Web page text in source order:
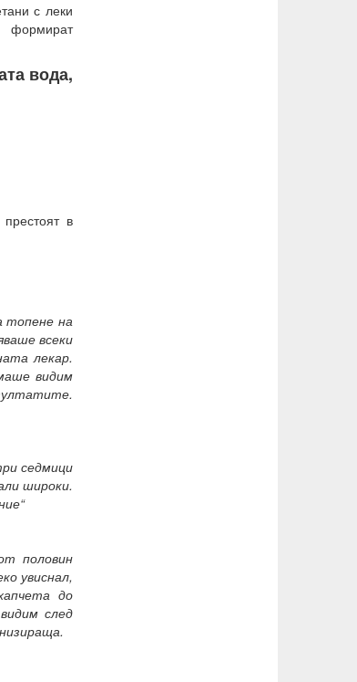
с леки
формират
вода,
в
топене на
всеки
лекар.
видим
седмици
широки.
половин
увиснал,
до
след